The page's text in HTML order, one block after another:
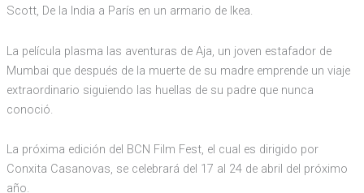
Scott, De la India a París en un armario de Ikea.
La película plasma las aventuras de Aja, un joven estafador de
Mumbai que después de la muerte de su madre emprende un viaje
extraordinario siguiendo las huellas de su padre que nunca
conoció.
La próxima edición del BCN Film Fest, el cual es dirigido por
Conxita Casanovas, se celebrará del 17 al 24 de abril del próximo
año.